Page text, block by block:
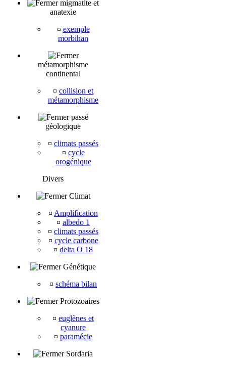
migmatite et
anatexie
¤ exemple
morbihan
métamorphisme
continental
¤ collision et
métamorphisme
passé
géologique
¤ climats passés
¤ cycle
orogénique
Divers
Climat
¤ Amplification
¤ albedo 1
¤ climats passés
¤ cycle carbone
¤ delta O 18
Génétique
¤ schéma bilan
Protozoaires
¤ euglènes et
cyanure
¤ paramécie
Sordaria